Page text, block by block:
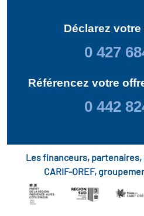
Déclarez
0 427
Référencez votre
0 442
Les financeurs,
CARIF-OREF,